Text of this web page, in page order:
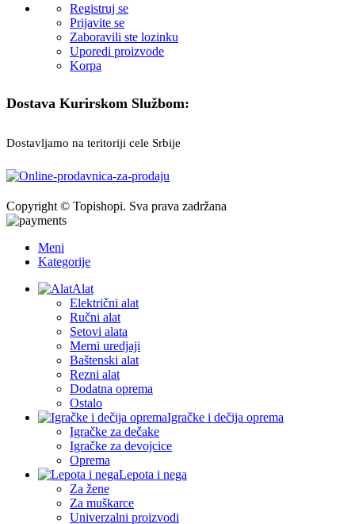
Registruj se
Prijavite se
Zaboravili ste lozinku
Uporedi proizvode
Korpa
Dostava Kurirskom Službom:
Dostavljamo na teritoriji cele Srbije
Copyright © Topishopi. Sva prava zadržana
Meni
Kategorije
Alat
Električni alat
Ručni alat
Setovi alata
Merni uredjaji
Baštenski alat
Rezni alat
Dodatna oprema
Ostalo
Igračke i dečija oprema
Igračke za dečake
Igračke za devojcice
Oprema
Lepota i nega
Za žene
Za muškarce
Univerzalni proizvodi